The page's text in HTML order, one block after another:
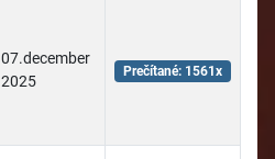
07.december
2025
Prečítané: 1561x